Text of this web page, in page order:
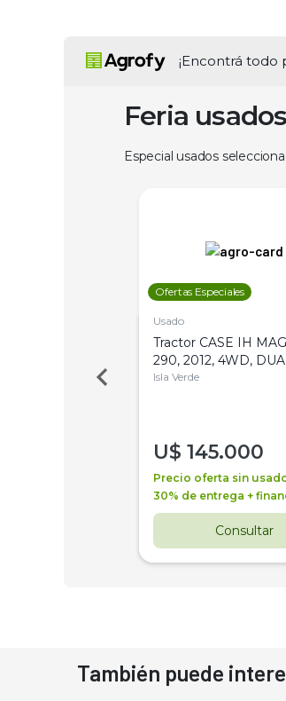
¡Encontrá todo
Feria
Especial usados
Ofertas Especiales
Usado
Tractor CASE IH
290, 2012, 4WD,
Isla Verde
U$ 145.000
Precio oferta sin
30% de entrega +
Consultar
También puede